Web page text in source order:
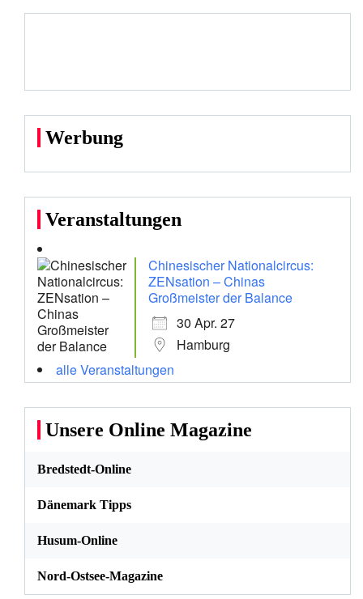
Werbung
Veranstaltungen
Chinesischer Nationalcircus:
ZENsation – Chinas
Großmeister der Balance
30 Apr. 27
Hamburg
alle Veranstaltungen
Unsere Online Magazine
Bredstedt-Online
Dänemark Tipps
Husum-Online
Nord-Ostsee-Magazine